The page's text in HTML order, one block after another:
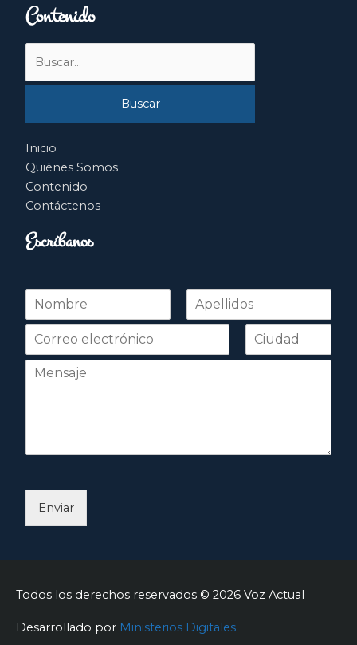
Contenido
por:
Inicio
Quiénes Somos
Contenido
Contáctenos
Escríbanos
N
m
r
Nombre Apellidos
Enviar
Todos los derechos reservados © 2026 Voz Actual
Desarrollado por Ministerios Digitales